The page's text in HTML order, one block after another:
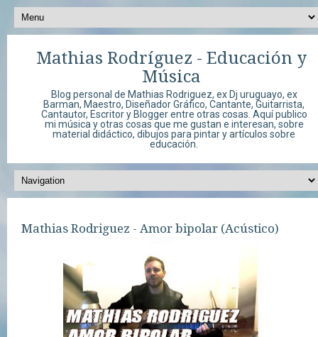
Mathias Rodríguez - Educación y
Música
Blog personal de Mathias Rodriguez, ex Dj uruguayo, ex
Barman, Maestro, Diseñador Gráfico, Cantante, Guitarrista,
Cantautor, Escritor y Blogger entre otras cosas. Aquí publico
mi música y otras cosas que me gustan e interesan, sobre
material didáctico, dibujos para pintar y artículos sobre
educación.
Mathias Rodriguez - Amor bipolar (Acústico)